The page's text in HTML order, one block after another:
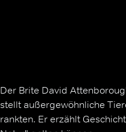
Der Brite David
stellt außergewöhnliche
rankten. Er erzählt